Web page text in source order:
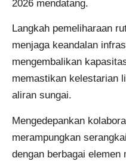
2026 mendatang.
Langkah pemeliharaan
menjaga keandalan
mengembalikan
memastikan kelestarian
aliran sungai.
Mengedepankan
merampungkan
dengan berbagai